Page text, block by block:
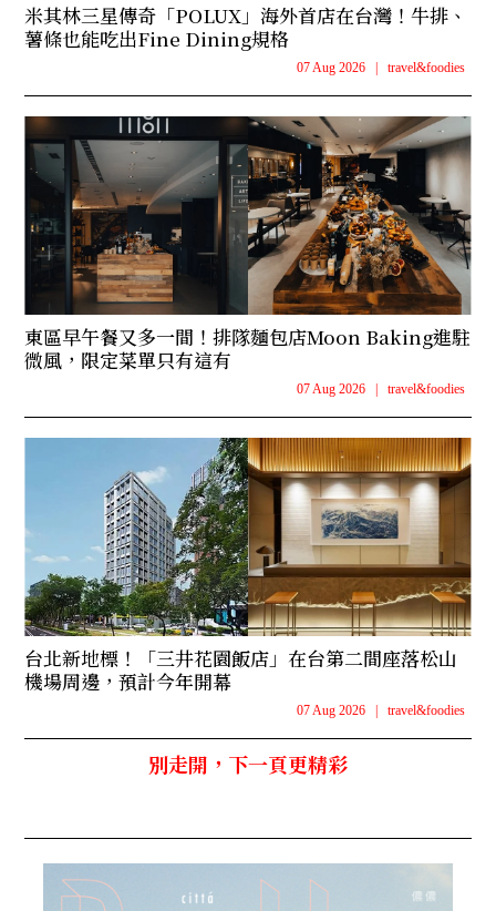
米其林三星傳奇「POLUX」海外首店在台灣！牛排、
薯條也能吃出Fine Dining規格
07 Aug 2026 travel&foodies
東區早午餐又多一間！排隊麵包店Moon Baking進駐
微風，限定菜單只有這有
07 Aug 2026 travel&foodies
台北新地標！「三井花園飯店」在台第二間座落松山
機場周邊，預計今年開幕
07 Aug 2026 travel&foodies
別走開，下一頁更精彩